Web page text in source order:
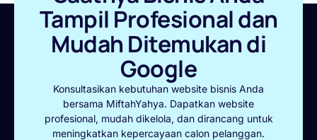
Tampil Profesional dan
Mudah Ditemukan di
Google
Konsultasikan kebutuhan website bisnis Anda
bersama MiftahYahya. Dapatkan website
profesional, mudah dikelola, dan dirancang untuk
meningkatkan kepercayaan calon pelanggan.